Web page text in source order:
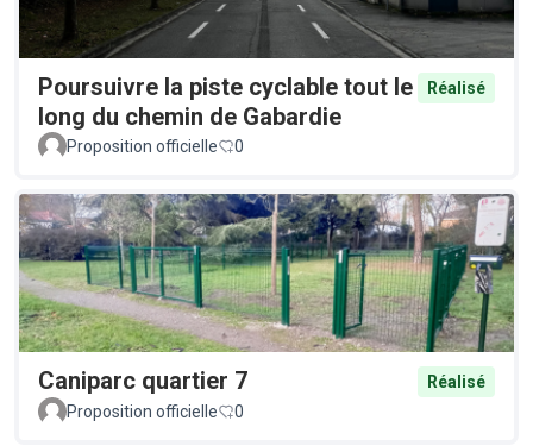
Poursuivre la piste cyclable tout le
long du chemin de Gabardie
Réalisé
Proposition officielle 0
Caniparc quartier 7
Réalisé
Proposition officielle
0